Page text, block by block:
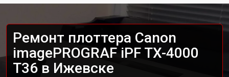
Ремонт плоттера Canon
imagePROGRAF iPF TX-4000
T36 в Ижевске